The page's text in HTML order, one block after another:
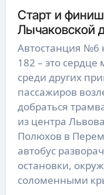
Старт и
Лычаковской
Автостанция №6
182 – это сердце
среди других
пассажиров
добраться
из центра
Полюхов в
автобус
остановки,
соломенными